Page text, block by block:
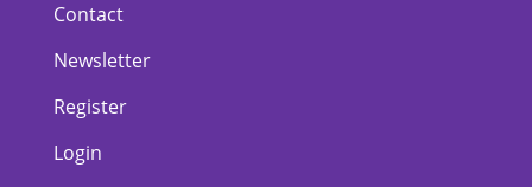
Contact
Newsletter
Register
Login